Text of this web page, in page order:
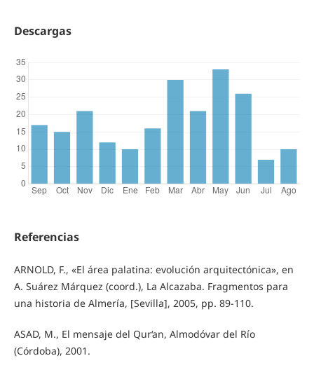
Descargas
Referencias
ARNOLD, F., «El área palatina: evolución arquitectónica», en
A. Suárez Márquez (coord.), La Alcazaba. Fragmentos para
una historia de Almería, [Sevilla], 2005, pp. 89-110.
ASAD, M., El mensaje del Qur‘an, Almodóvar del Río
(Córdoba), 2001.